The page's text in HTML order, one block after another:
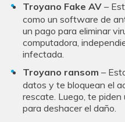
Troyano Fake AV –
como un software de
un pago para eliminar
computadora,
infectada.
Troyano ransom –
datos y te bloquean el
rescate. Luego, te
para deshacer el daño.